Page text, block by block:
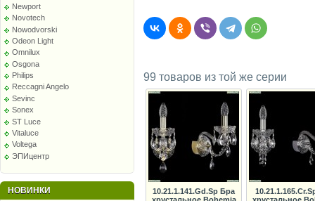
Newport
Novotech
Nowodvorski
Odeon Light
Omnilux
Osgona
Philips
Reccagni Angelo
Sevinc
Sonex
ST Luce
Vitaluce
Voltega
ЭПИцентр
НОВИНКИ
99 товаров из той же серии
10.21.1.141.Gd.Sp Бра